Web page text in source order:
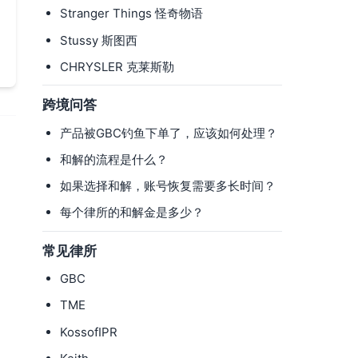
Stranger Things 怪奇物语
Stussy 斯图西
CHRYSLER 克莱斯勒
跨境问答
产品被GBC钓鱼下单了，应该如何处理？
和解的流程是什么？
如果选择和解，账号恢复需要多长时间？
每个律所的和解金是多少？
常见律所
GBC
TME
KossofIPR